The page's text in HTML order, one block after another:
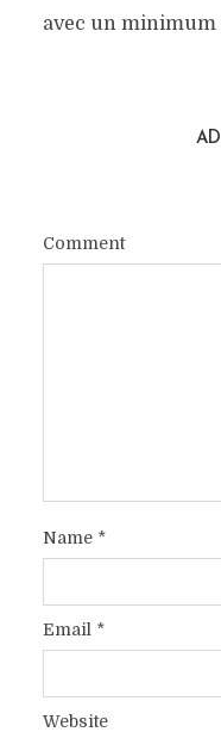
avec un minimum
Comment
Name *
Email *
Website